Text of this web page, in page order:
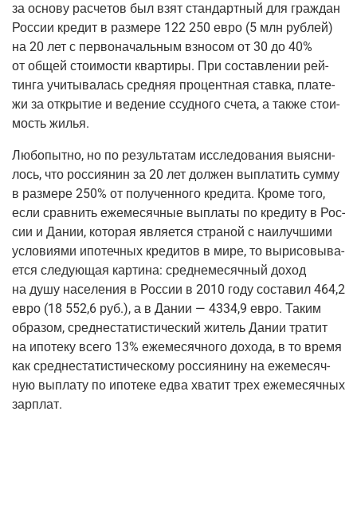
за осно­ву рас­че­тов был взят стан­дарт­ный для граж­дан
Рос­сии кре­дит в раз­ме­ре 122 250 евро (5 млн руб­лей)
на 20 лет с пер­во­на­чаль­ным взно­сом от 30 до 40%
от общей сто­и­мо­сти квар­ти­ры. При состав­ле­нии рей­
тин­га учи­ты­ва­лась сред­няя про­цент­ная став­ка, пла­те­
жи за откры­тие и веде­ние ссуд­но­го сче­та, а так­же сто­и­
мость жилья.
Любо­пыт­но, но по резуль­та­там иссле­до­ва­ния выяс­ни­
лось, что рос­си­я­нин за 20 лет дол­жен выпла­тить сум­му
в раз­ме­ре 250% от полу­чен­но­го кре­ди­та. Кро­ме того,
если срав­нить еже­ме­сяч­ные выпла­ты по кре­ди­ту в Рос­
сии и Дании, кото­рая явля­ет­ся стра­ной с наи­луч­ши­ми
усло­ви­я­ми ипо­теч­ных кре­ди­тов в мире, то выри­со­вы­ва­
ет­ся сле­ду­ю­щая кар­ти­на: сред­не­ме­сяч­ный доход
на душу насе­ле­ния в Рос­сии в 2010 году соста­вил 464,2
евро (18 552,6 руб.), а в Дании — 4334,9 евро. Таким
обра­зом, сред­не­ста­ти­сти­че­ский житель Дании тра­тит
на ипо­те­ку все­го 13% еже­ме­сяч­но­го дохо­да, в то вре­мя
как сред­не­ста­ти­сти­че­ско­му рос­си­я­ни­ну на еже­ме­сяч­
ную выпла­ту по ипо­те­ке едва хва­тит трех еже­ме­сяч­ных
зарплат.